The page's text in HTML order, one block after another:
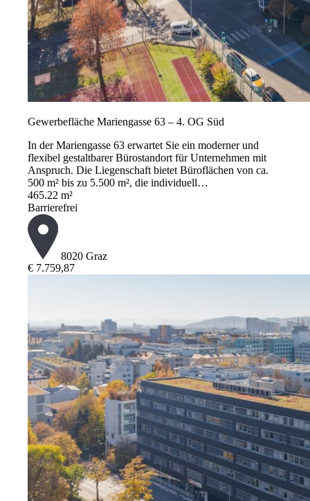
Gewerbefläche Mariengasse 63 – 4. OG Süd
In der Mariengasse 63 erwartet Sie ein moderner und
flexibel gestaltbarer Bürostandort für Unternehmen mit
Anspruch. Die Liegenschaft bietet Büroflächen von ca.
500 m² bis zu 5.500 m², die individuell…
465.22 m²
Barrierefrei
8020 Graz
€ 7.759,87